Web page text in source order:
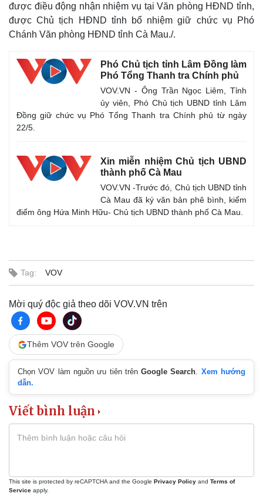
Pháp luật
Vụ án
Tư vấn luật
Quân sự - Quốc phòng
Phân tích
được điều động nhận nhiệm vụ tại Văn phòng HĐND tỉnh,
được Chủ tịch HĐND tỉnh bổ nhiệm giữ chức vụ Phó
Chánh Văn phòng HĐND tỉnh Cà Mau./.
Phó Chủ tịch tỉnh Lâm Đồng làm
Phó Tổng Thanh tra Chính phủ
VOV.VN - Ông Trần Ngọc Liêm, Tỉnh
ủy viên, Phó Chủ tịch UBND tỉnh Lâm
Đồng giữ chức vụ Phó Tổng Thanh tra Chính phủ từ ngày
22/5.
Xin miễn nhiệm Chủ tịch UBND
thành phố Cà Mau
VOV.VN -Trước đó, Chủ tịch UBND tỉnh
Cà Mau đã ký văn bản phê bình, kiểm
điểm ông Hứa Minh Hữu- Chủ tịch UBND thành phố Cà Mau.
Tag: VOV
Mời quý độc giả theo dõi VOV.VN trên
Thêm VOV trên Google
Chọn VOV làm nguồn ưu tiên trênGoogle Search. Xem hướng
dẫn.
Viết bình luận
This site is protected by reCAPTCHA and the Google Privacy Policy and Terms of
Service apply.